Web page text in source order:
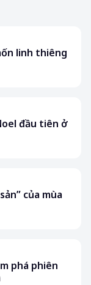
linh thiêng
đầu tiên ở
của mùa
phá phiên